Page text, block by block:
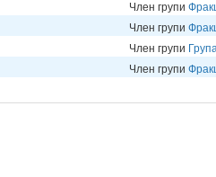
Член групи
Член групи
Член групи
Член групи